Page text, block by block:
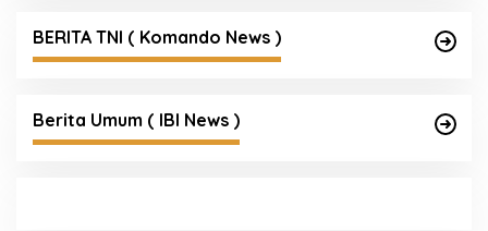
BERITA TNI ( Komando News )
Berita Umum ( IBI News )